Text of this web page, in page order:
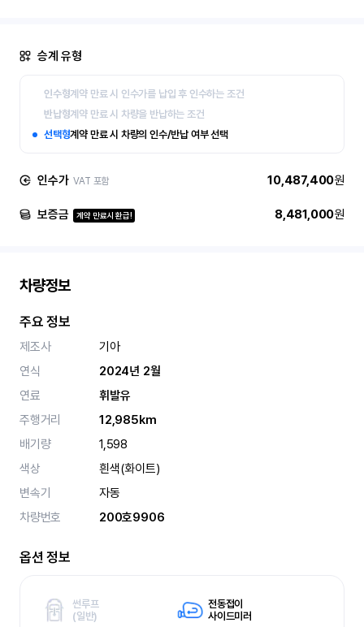
승계 유형
인수형계약 만료 시 인수가를 납입 후 인수하는 조건
반납형계약 만료 시 차량을 반납하는 조건
선택형계약 만료 시 차량의 인수/반납 여부 선택
인수가 VAT 포함 10,487,400원
보증금 계약 만료시 환급! 8,481,000원
차량정보
주요 정보
제조사
기아
연식
2024년 2월
연료
휘발유
주행거리
12,985km
배기량
1,598
색상
흰색(화이트)
변속기
자동
차량번호
200호9906
옵션 정보
썬루프
(일반)
전동접이
사이드미러